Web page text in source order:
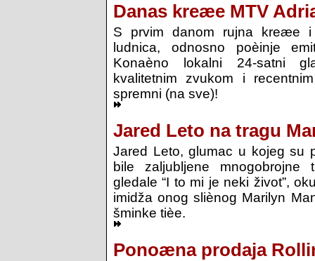
Danas kreæe MTV
S prvim danom rujna kreæe i
ludnica, odnosno poèinje
Konaèno lokalni 24-satni
kvalitetnim zvukom i
spremni (na sve)!
Jared Leto na tragu
Jared Leto, glumac u kojeg su
bile zaljubljene mnogobrojne
gledale “I to mi je neki život”,
imidža onog sliènog Marilyn
šminke tièe.
Ponoæna prodaja